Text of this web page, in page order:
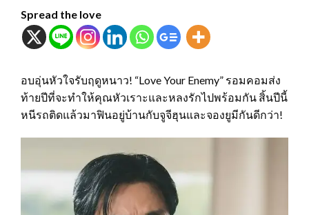
Spread the love
อบอุ่นหัวใจรับฤดูหนาว! “Love Your Enemy” รอมคอมส่ง
ท้ายปีที่จะทำให้คุณหัวเราะและหลงรักไปพร้อมกัน สิ้นปีนี้
หนีรถติดแล้วมาฟินอยู่บ้านกับจูจีฮุนและจองยูมีกันดีกว่า!